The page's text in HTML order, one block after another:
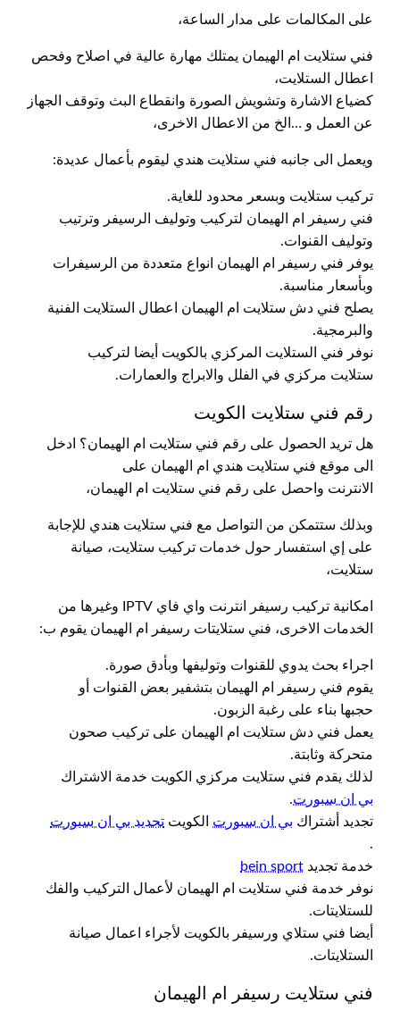
على المكالمات على مدار الساعة،
فني ستلايت ام الهيمان يمتلك مهارة عالية في اصلاح وفحص
اعطال الستلايت،
كضياع الاشارة وتشويش الصورة وانقطاع البث وتوقف الجهاز
عن العمل و …الخ من الاعطال الاخرى،
ويعمل الى جانبه فني ستلايت هندي ليقوم بأعمال عديدة:
تركيب ستلايت وبسعر محدود للغاية.
فني رسيفر ام الهيمان لتركيب وتوليف الرسيفر وترتيب
وتوليف القنوات.
يوفر فني رسيفر ام الهيمان انواع متعددة من الرسيفرات
وبأسعار مناسبة.
يصلح فني دش ستلايت ام الهيمان اعطال الستلايت الفنية
والبرمجية.
نوفر فني الستلايت المركزي بالكويت أيضا لتركيب
ستلايت مركزي في الفلل والابراج والعمارات.
رقم فني ستلايت الكويت
هل تريد الحصول على رقم فني ستلايت ام الهيمان؟ ادخل
الى موقع فني ستلايت هندي ام الهيمان على
الانترنت واحصل على رقم فني ستلايت ام الهيمان،
وبذلك ستتمكن من التواصل مع فني ستلايت هندي للإجابة
على إي استفسار حول خدمات تركيب ستلايت، صيانة
ستلايت،
امكانية تركيب رسيفر انترنت واي فاي IPTV وغيرها من
الخدمات الاخرى، فني ستلايتات رسيفر ام الهيمان يقوم ب:
اجراء بحث يدوي للقنوات وتوليفها وبأدق صورة.
يقوم فني رسيفر ام الهيمان بتشفير بعض القنوات أو
حجبها بناء على رغبة الزبون.
يعمل فني دش ستلايت ام الهيمان على تركيب صحون
متحركة وثابتة.
لذلك يقدم فني ستلايت مركزي الكويت خدمة الاشتراك
بي ان سبورت.
تجديد أشتراك بي ان سبورت الكويت تجديد بي ان سبورت
.
خدمة تجديد bein sport
نوفر خدمة فني ستلايت ام الهيمان لأعمال التركيب والفك
للستلايتات.
أيضا فني ستلاي ورسيفر بالكويت لأجراء اعمال صيانة
الستلايتات.
فني ستلايت رسيفر ام الهيمان